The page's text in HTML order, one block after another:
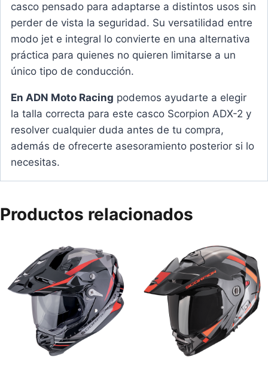
casco pensado para adaptarse a distintos usos sin
perder de vista la seguridad. Su versatilidad entre
modo jet e integral lo convierte en una alternativa
práctica para quienes no quieren limitarse a un
único tipo de conducción.
En ADN Moto Racing podemos ayudarte a elegir
la talla correcta para este casco Scorpion ADX-2 y
resolver cualquier duda antes de tu compra,
además de ofrecerte asesoramiento posterior si lo
necesitas.
Productos relacionados